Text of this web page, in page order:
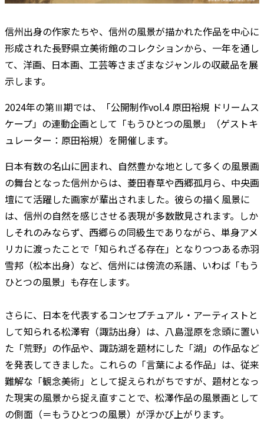
信州出身の作家たちや、信州の風景が描かれた作品を中心に
形成された長野県立美術館のコレクションから、一年を通し
て、洋画、日本画、工芸等さまざまなジャンルの収蔵品を展
示します。
2024年の第Ⅲ期では、「公開制作vol.4 原田裕規 ドリームス
ケープ」の連動企画として「もうひとつの風景」（ゲストキ
ュレーター：原田裕規）を開催します。
日本有数の名山に囲まれ、自然豊かな地として多くの風景画
の舞台となった信州からは、菱田春草や西郷孤月ら、中央画
壇にて活躍した画家が輩出されました。彼らの描く風景に
は、信州の自然を感じさせる表現が多数散見されます。しか
しそれのみならず、西郷らの同級生でありながら、単身アメ
リカに渡ったことで「知られざる存在」となりつつある赤羽
雪邦（松本出身）など、信州には傍流の系譜、いわば「もう
ひとつの風景」も存在します。
さらに、日本を代表するコンセプチュアル・アーティストと
して知られる松澤宥（諏訪出身）は、八島湿原を念頭に置い
た「荒野」の作品や、諏訪湖を題材にした「湖」の作品など
を発表してきました。これらの「言葉による作品」は、従来
難解な「観念美術」として捉えられがちですが、題材となっ
た現実の風景から捉え直すことで、松澤作品の風景画として
の側面（＝もうひとつの風景）が浮かび上がります。